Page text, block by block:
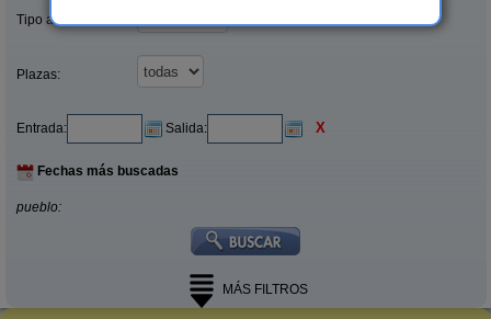
Tipo alquiler:
Plazas:
Entrada: Salida: X
Fechas más buscadas
pueblo:
MÁS FILTROS